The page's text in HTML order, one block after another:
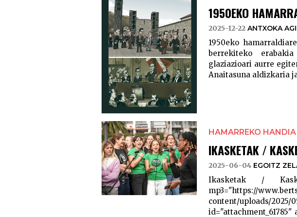
1950EKO
2025-12-22 ANTXOKA
1950eko
berrekiteko
glaziazioari aurre
Anaitasuna aldizkaria
HAMARREKO HANDIA
IKASKETAK /
2025-06-04 EGOITZ
Ikasketak /
mp3="https://
content/uploads/